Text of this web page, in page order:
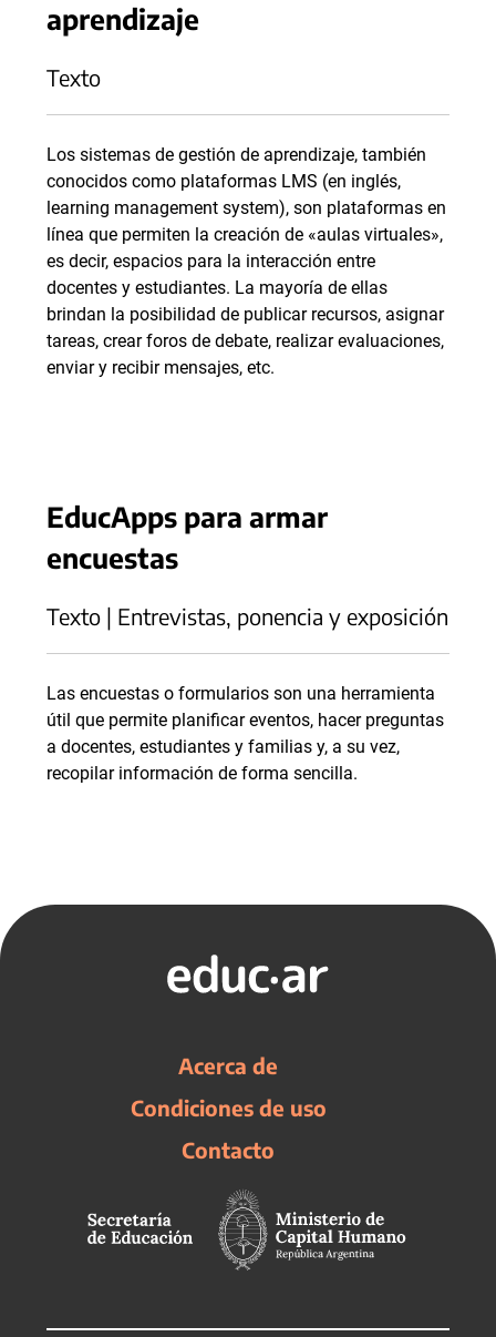
aprendizaje
Texto
Los sistemas de gestión de aprendizaje, también
conocidos como plataformas LMS (en inglés,
learning management system), son plataformas en
línea que permiten la creación de «aulas virtuales»,
es decir, espacios para la interacción entre
docentes y estudiantes. La mayoría de ellas
brindan la posibilidad de publicar recursos, asignar
tareas, crear foros de debate, realizar evaluaciones,
enviar y recibir mensajes, etc.
EducApps para armar
encuestas
Texto | Entrevistas, ponencia y exposición
Las encuestas o formularios son una herramienta
útil que permite planificar eventos, hacer preguntas
a docentes, estudiantes y familias y, a su vez,
recopilar información de forma sencilla.
Acerca de
Condiciones de uso
Contacto